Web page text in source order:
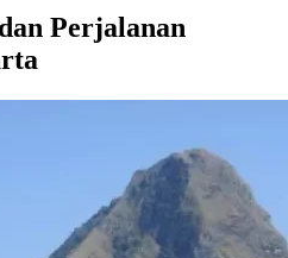
Perjalanan